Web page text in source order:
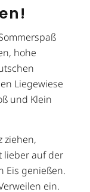
hohe
Liegewiese
und Klein
ziehen,
lieber auf der
Eis genießen.
ein.